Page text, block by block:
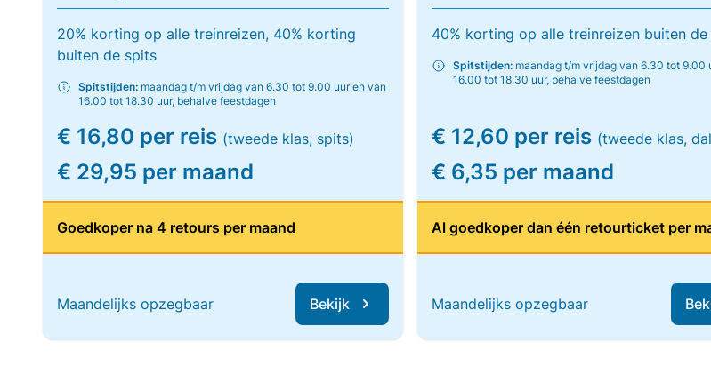
20% korting op alle treinreizen, 40% korting
buiten de spits
Spitstijden: maandag t/m vrijdag van 6.30 tot 9.00 uur en van
16.00 tot 18.30 uur, behalve feestdagen
€ 16,80 per reis (tweede klas, spits)
€ 29,95 per maand
Goedkoper na 4 retours per maand
Maandelijks opzegbaar Bekijk
40% korting op alle treinreizen buiten
Spitstijden: maandag t/m vrijdag van 6.30 tot 9.00
16.00 tot 18.30 uur, behalve feestdagen
€ 12,60 per reis (tweede klas,
€ 6,35 per maand
Al goedkoper dan één retourticket per
Maandelijks opzegbaar